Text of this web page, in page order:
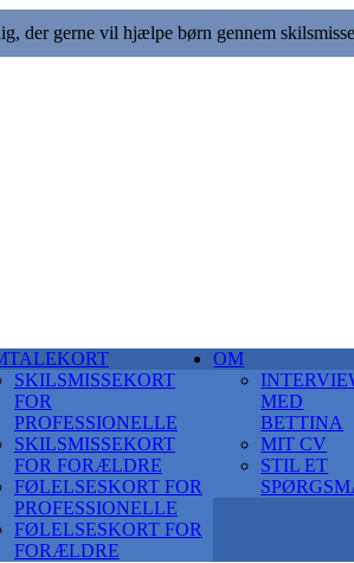
der gerne vil hjælpe børn gennem
SKILSMISSEKORT
FOR
PROFESSIONELLE
SKILSMISSEKORT
FOR FORÆLDRE
FØLELSESKORT FOR
PROFESSIONELLE
FØLELSESKORT FOR
FORÆLDRE
OM
MED
BETTINA
MIT CV
STIL ET